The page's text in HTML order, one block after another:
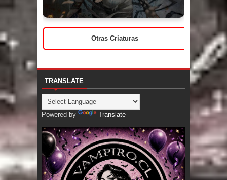
Otras Criaturas
TRANSLATE
Powered by Translate